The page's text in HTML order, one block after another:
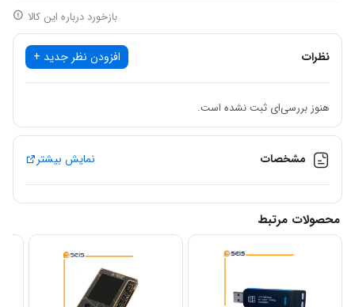
ایپرام یک نوع حافظه غیر فرار است که اطلاعات را حتی پس از قطع برق
حفظ می‌کند. در گوشی‌های موبایل، ایپرام برای ذخیره اطلاعات مهمی مانند
سریال نامبر، IMEI، تنظیمات شبکه و برخی اطلاعات دیگر استفاده می‌شود.
کاربردهای ایپرام ریدر
تعمیرات نرم افزاری:در مواردی که نرم افزار گوشی دچار مشکل شده و با
روش‌های معمول قابل حل نیست، با استفاده از این ابزار می‌توان اطلاعات
ایپرام را خوانده و در صورت نیاز ویرایش یا جایگزین کرد.
رفع مشکلات شبکه:برخی مشکلات مربوط به شبکه مانند عدم شناسایی
سیم کارت یا عدم اتصال به اینترنت ممکن است به دلیل مشکل در اطلاعات
ذخیره شده در ایپرام باشد که با این ابزار قابل حل است.
بازخورد درباره این کالا
نظرات افزودن نظر جدید +
هنوز بررسی‌ای ثبت نشده است.
مشخصات نمایش بیشتر
محصولات مرتبط